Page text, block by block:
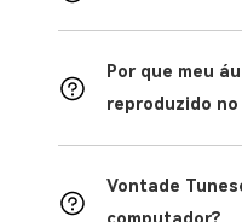
Por que meu
reproduzido no
Vontade